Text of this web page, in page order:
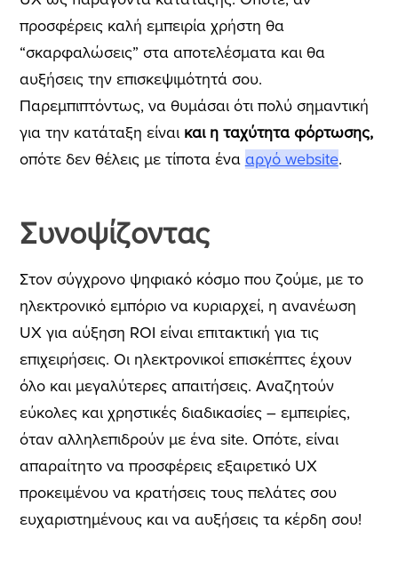
προσφέρεις καλή εμπειρία χρήστη θα
“σκαρφαλώσεις” στα αποτελέσματα και θα
αυξήσεις την επισκεψιμότητά σου.
Παρεμπιπτόντως, να θυμάσαι ότι πολύ σημαντική
για την κατάταξη είναι και η ταχύτητα φόρτωσης,
οπότε δεν θέλεις με τίποτα ένα αργό website.
Συνοψίζοντας
Στον σύγχρονο ψηφιακό κόσμο που ζούμε, με το
ηλεκτρονικό εμπόριο να κυριαρχεί, η ανανέωση
UX για αύξηση ROI είναι επιτακτική για τις
επιχειρήσεις. Οι ηλεκτρονικοί επισκέπτες έχουν
όλο και μεγαλύτερες απαιτήσεις. Αναζητούν
εύκολες και χρηστικές διαδικασίες – εμπειρίες,
όταν αλληλεπιδρούν με ένα site. Οπότε, είναι
απαραίτητο να προσφέρεις εξαιρετικό UX
προκειμένου να κρατήσεις τους πελάτες σου
ευχαριστημένους και να αυξήσεις τα κέρδη σου!